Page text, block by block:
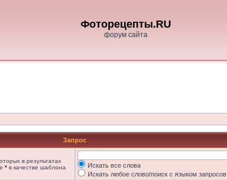
Фоторецепты.RU
форум сайта
Запрос
в результатах
* в качестве шаблона
Искать все слова
Искать любое слово/поиск с языком запросов